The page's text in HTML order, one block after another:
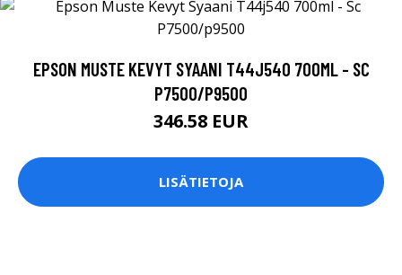
EPSON MUSTE KEVYT SYAANI T44J540 700ML - SC
P7500/P9500
346.58 EUR
LISÄTIETOJA